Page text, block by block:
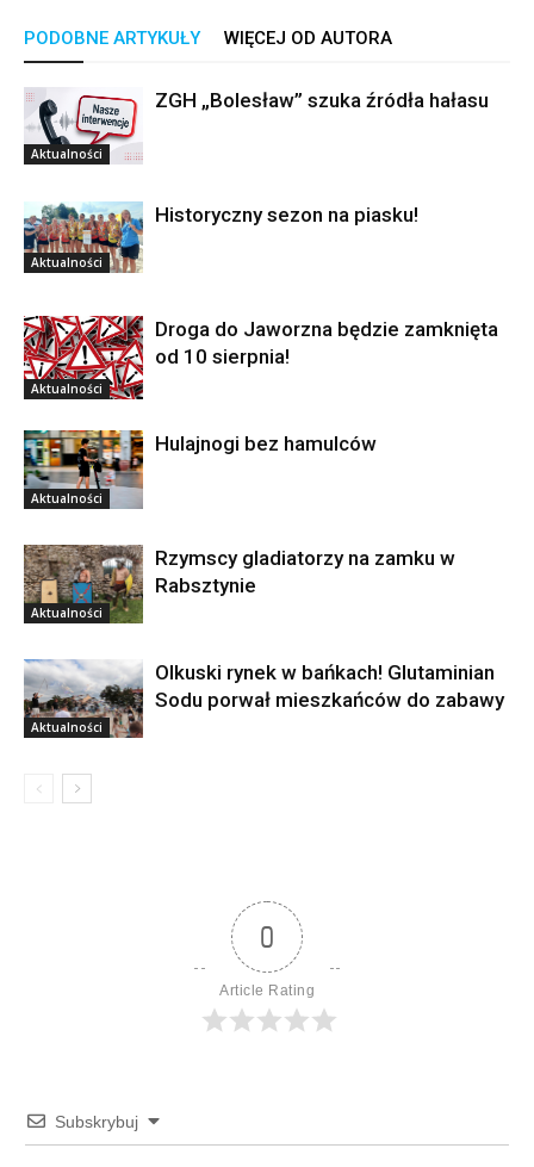
PODOBNE ARTYKUŁY WIĘCEJ OD AUTORA
Aktualności
ZGH „Bolesław” szuka źródła hałasu
Aktualności
Historyczny sezon na piasku!
Aktualności
Droga do Jaworzna będzie zamknięta
od 10 sierpnia!
Aktualności
Hulajnogi bez hamulców
Aktualności
Rzymscy gladiatorzy na zamku w
Rabsztynie
Aktualności
Olkuski rynek w bańkach! Glutaminian
Sodu porwał mieszkańców do zabawy
0
Article Rating
Subskrybuj